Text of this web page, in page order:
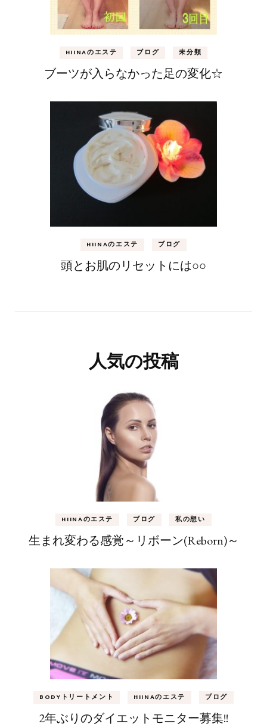
HIINAのエステ ブログ 未分類
ブーツが入らなかった足の変化☆
HIINAのエステ ブログ
頭とお肌のリセットには○○
人気の投稿
HIINAのエステ ブログ 私の想い
生まれ変わる感覚～リボーン(Reborn)～
BODYトリートメント HIINAのエステ ブログ
2年ぶりのダイエットモニター募集!!